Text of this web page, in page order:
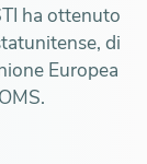
ha ottenuto
di
Europea